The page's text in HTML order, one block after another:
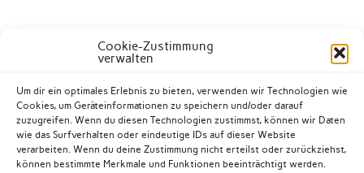
Cookie-Zustimmung
verwalten
Um dir ein optimales Erlebnis zu bieten, verwenden wir Technologien wie
Cookies, um Geräteinformationen zu speichern und/oder darauf
zuzugreifen. Wenn du diesen Technologien zustimmst, können wir Daten
wie das Surfverhalten oder eindeutige IDs auf dieser Website
verarbeiten. Wenn du deine Zustimmung nicht erteilst oder zurückziehst,
können bestimmte Merkmale und Funktionen beeinträchtigt werden.